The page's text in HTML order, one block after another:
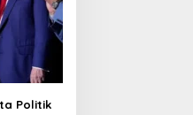
Politik